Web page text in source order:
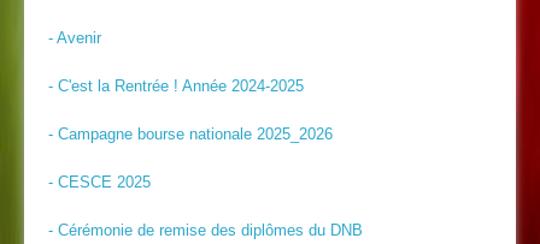
- Avenir
- C'est la Rentrée ! Année 2024-2025
- Campagne bourse nationale 2025_2026
- CESCE 2025
- Cérémonie de remise des diplômes du DNB